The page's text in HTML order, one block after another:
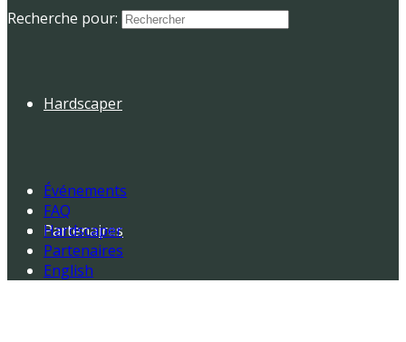
Hardscaper
Partenaires
Recherche pour:
Événements
FAQ
Hardscaper
Partenaires
English